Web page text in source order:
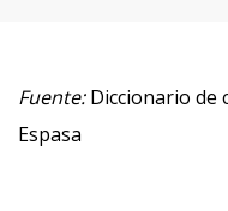
Fuente:Diccionario de
Espasa